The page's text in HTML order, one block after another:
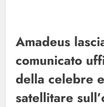
Amadeus
comunicato
della celebre
satellitare